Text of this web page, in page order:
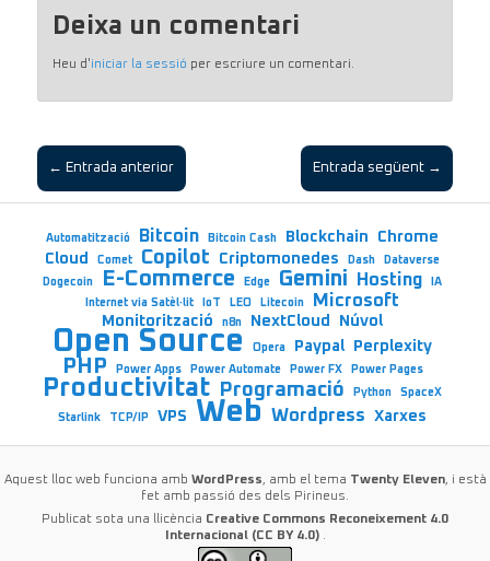
Deixa un comentari
Heu d'iniciar la sessió per escriure un comentari.
← Entrada anterior Entrada següent →
Automatització Bitcoin Bitcoin Cash Blockchain
Chrome
Cloud
Comet Copilot Criptomonedes Dash
Dataverse
Dogecoin
E-Commerce Edge Gemini Hosting
IA
Internet via Satèl·lit
IoT LEO Litecoin Microsoft
Monitorització n8n NextCloud Núvol
Open Source Opera Paypal Perplexity
PHP Power Apps Power Automate Power FX Power Pages
Productivitat Programació Python SpaceX
Starlink TCP/IP VPS Web Wordpress Xarxes
Aquest lloc web funciona amb WordPress, amb el tema Twenty Eleven, i està
fet amb passió des dels Pirineus.
Publicat sota una llicència Creative Commons Reconeixement 4.0
Internacional (CC BY 4.0) .